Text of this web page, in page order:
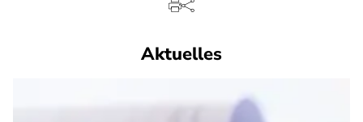
Aktuelles